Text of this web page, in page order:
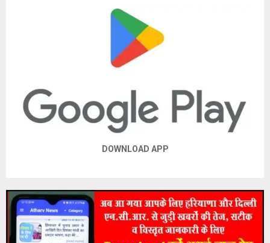
DOWNLOAD APP